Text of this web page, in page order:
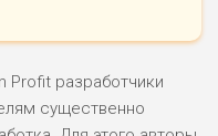
Profit разработчики
существенно